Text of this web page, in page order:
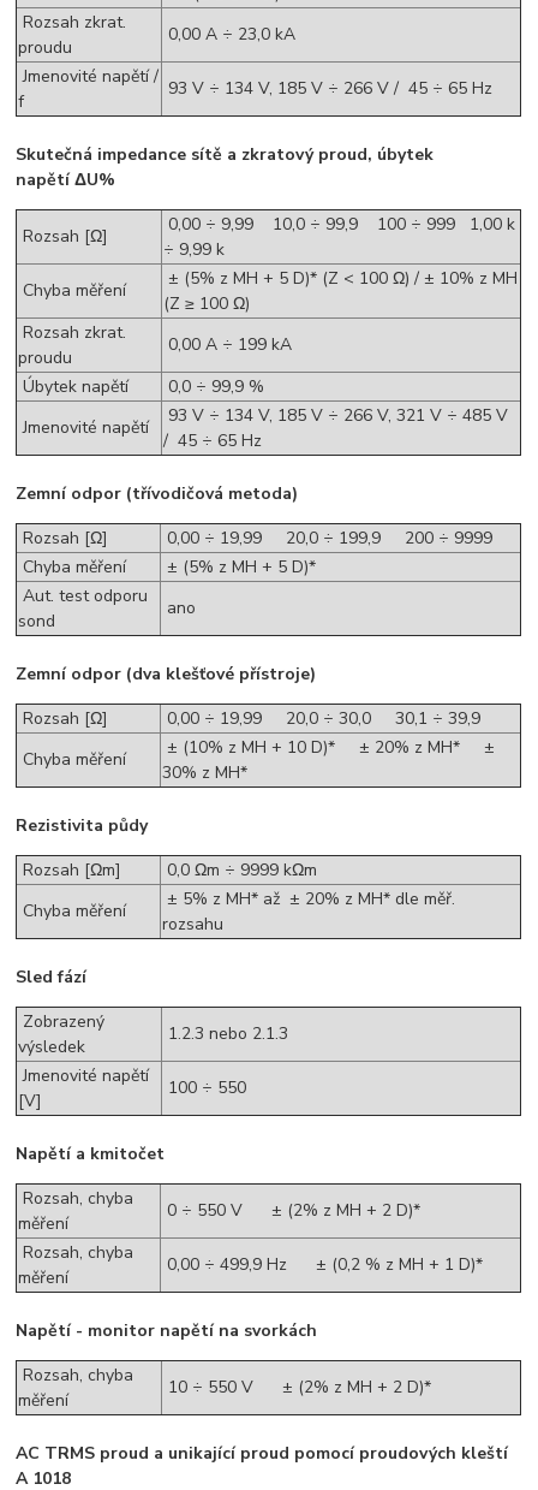
Rozsah zkrat.
proudu
0,00 A ÷ 23,0 kA
Jmenovité napětí /
f
93 V ÷ 134 V, 185 V ÷ 266 V / 45 ÷ 65 Hz
Skutečná impedance sítě a zkratový proud, úbytek
napětíΔU%
Rozsah [Ω]
0,00 ÷ 9,99 10,0 ÷ 99,9 100 ÷ 999 1,00 k
÷ 9,99 k
Chyba měření
± (5% z MH + 5 D)* (Z < 100 Ω) / ± 10% z MH
(Z ≥ 100 Ω)
Rozsah zkrat.
proudu
0,00 A ÷ 199 kA
Úbytek napětí
0,0 ÷ 99,9 %
Jmenovité napětí
93 V ÷ 134 V, 185 V ÷ 266 V, 321 V ÷ 485 V
/ 45 ÷ 65 Hz
Zemní odpor (třívodičová metoda)
Rozsah [Ω]
0,00 ÷ 19,99 20,0 ÷ 199,9 200 ÷ 9999
Chyba měření
± (5% z MH + 5 D)*
Aut. test odporu
sond
ano
Zemní odpor (dva klešťové přístroje)
Rozsah [Ω]
0,00 ÷ 19,99 20,0 ÷ 30,0 30,1 ÷ 39,9
Chyba měření
± (10% z MH + 10 D)* ± 20% z MH* ±
30% z MH*
Rezistivita půdy
Rozsah [Ωm]
0,0 Ωm ÷ 9999 kΩm
Chyba měření
± 5% z MH* až ± 20% z MH* dle měř.
rozsahu
Sled fází
Zobrazený
výsledek
1.2.3 nebo 2.1.3
Jmenovité napětí
[V]
100 ÷ 550
Napětí a kmitočet
Rozsah, chyba
měření
0 ÷ 550 V ± (2% z MH + 2 D)*
Rozsah, chyba
měření
0,00 ÷ 499,9 Hz ± (0,2 % z MH + 1 D)*
Napětí - monitor napětí na svorkách
Rozsah, chyba
měření
10 ÷ 550 V ± (2% z MH + 2 D)*
AC TRMS proud a unikající proud pomocí proudových kleští
A 1018